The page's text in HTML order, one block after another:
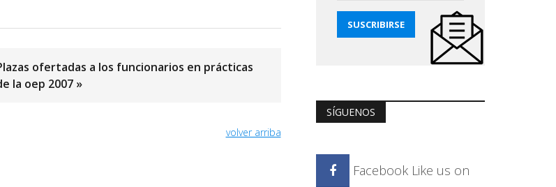
ofertadas a los funcionarios en prácticas
la oep 2007 »
volver arriba
SÍGUENOS
Facebook Like us on